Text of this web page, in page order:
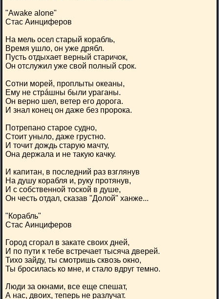
"Awake alone"
Стас Аинциферов
На мель осел старый корабль,
Время ушло, он уже дрябл.
Пусть отдыхает верный старичок,
Он отслужил уже свой полный срок.
Сотни морей, проплыты океаны,
Ему не стрáшны были ураганы.
Он верно шел, ветер его дорога.
И знал конец он даже без пророка.
Потрепано старое судно,
Стоит уныло, даже грустно.
И точит дождь старую мачту,
Она держала и не такую качку.
И капитан, в последний раз взглянув
На душу корабля и, руку протянув,
И с собственной тоской в душе,
Он честь отдал, сказав "Долой" ханже...
"Корабль"
Стас Аинциферов
Город сгорал в закате своих дней,
И по пути к тебе встречает тысяча дверей.
Тихо зайду, ты смотришь сквозь окно,
Ты бросилась ко мне, и стало вдруг темно.
Люди за окнами, все еще спешат,
А нас, двоих, теперь не разлучат.